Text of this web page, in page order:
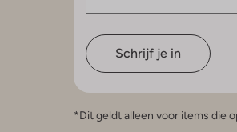
Schrijf je in
*Dit geldt alleen voor items die